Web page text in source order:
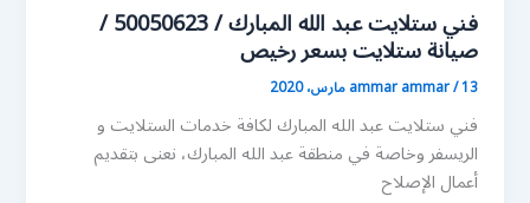
فني ستلايت عبد الله المبارك / 50050623 /
صيانة ستلايت بسعر رخيص
ammar ammar/13 مارس، 2020
فني ستلايت عبد الله المبارك لكافة خدمات الستلايت و
الريسفر وخاصة في منطقة عبد الله المبارك، نعنى بتقديم
أعمال الإصلاح